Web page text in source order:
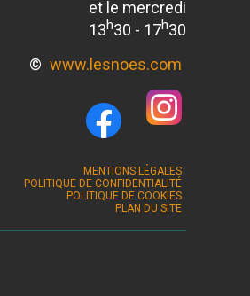
et le mercredi
13h30 - 17h30
© www.lesnoes.com
MENTIONS LÉGALES
POLITIQUE DE CONFIDENTIALITÉ
POLITIQUE DE COOKIES
PLAN DU SITE